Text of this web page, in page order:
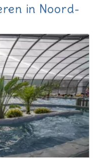
in Noord-